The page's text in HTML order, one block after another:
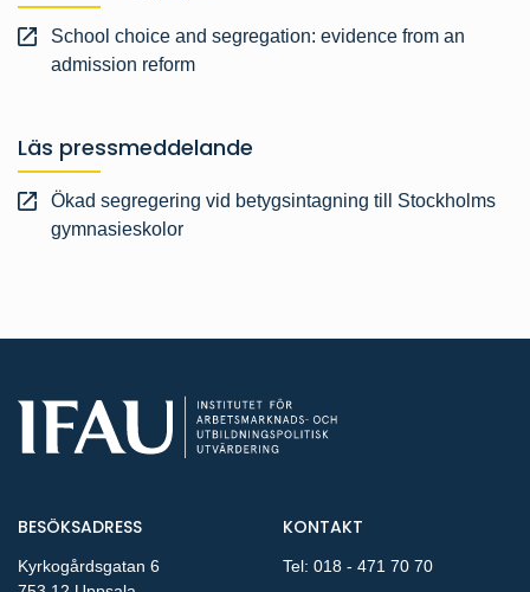
School choice and segregation: evidence from an
admission reform
Läs pressmeddelande
Ökad segregering vid betygsintagning till Stockholms
gymnasieskolor
BESÖKSADRESS
Kyrkogårdsgatan 6
KONTAKT
Tel: 018 - 471 70 70